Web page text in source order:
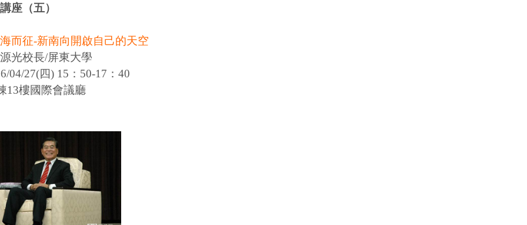
座（五）
而征-新南向開啟自己的天空
光校長/屏東大學
04/27(四) 15：50-17：40
13樓國際會議廳